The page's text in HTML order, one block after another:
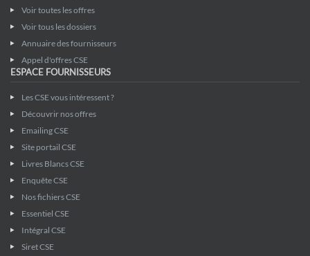
Voir toutes les offres
Voir tous les dossiers
Annuaire des fournisseurs
Appel d'offres CSE
ESPACE FOURNISSEURS
Les CSE vous intéressent ?
Découvrir nos offres
Emailing CSE
Site portail CSE
Livres Blancs CSE
Enquête CSE
Nos fichiers CSE
Essentiel CSE
Intégral CSE
Siret CSE